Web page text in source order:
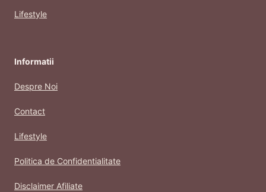
Lifestyle
Informatii
Despre Noi
Contact
Lifestyle
Politica de Confidentialitate
Disclaimer Afiliate